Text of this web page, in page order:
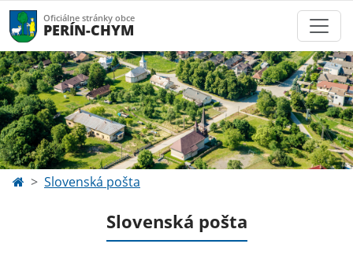
Oficiálne stránky obce
PERÍN-CHYM
Slovenská pošta
Slovenská pošta